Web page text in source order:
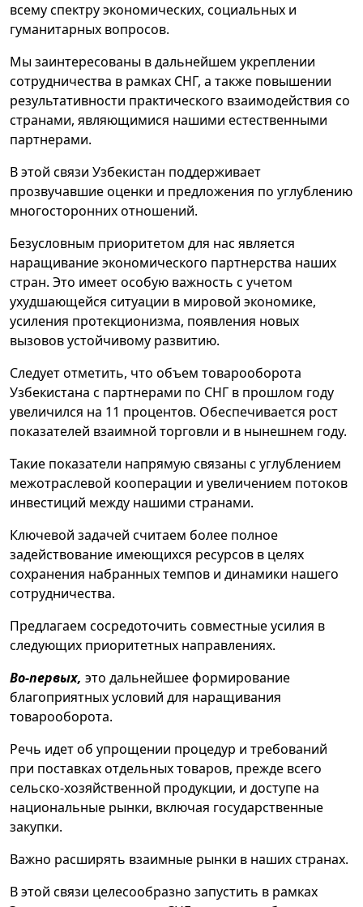
всему спектру экономических, социальных и
гуманитарных вопросов.
Мы заинтересованы в дальнейшем укреплении
сотрудничества в рамках СНГ, а также повышении
результативности практического взаимодействия со
странами, являющимися нашими естественными
партнерами.
В этой связи Узбекистан поддерживает
прозвучавшие оценки и предложения по углублению
многосторонних отношений.
Безусловным приоритетом для нас является
наращивание экономического партнерства наших
стран. Это имеет особую важность с учетом
ухудшающейся ситуации в мировой экономике,
усиления протекционизма, появления новых
вызовов устойчивому развитию.
Следует отметить, что объем товарооборота
Узбекистана с партнерами по СНГ в прошлом году
увеличился на 11 процентов. Обеспечивается рост
показателей взаимной торговли и в нынешнем году.
Такие показатели напрямую связаны с углублением
межотраслевой кооперации и увеличением потоков
инвестиций между нашими странами.
Ключевой задачей считаем более полное
задействование имеющихся ресурсов в целях
сохранения набранных темпов и динамики нашего
сотрудничества.
Предлагаем сосредоточить совместные усилия в
следующих приоритетных направлениях.
Во-первых, это дальнейшее формирование
благоприятных условий для наращивания
товарооборота.
Речь идет об упрощении процедур и требований
при поставках отдельных товаров, прежде всего
сельско-хозяйственной продукции, и доступе на
национальные рынки, включая государственные
закупки.
Важно расширять взаимные рынки в наших странах.
В этой связи целесообразно запустить в рамках